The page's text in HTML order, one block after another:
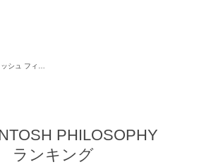
PHILOSOPHY
ランキング